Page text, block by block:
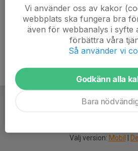
Välj version: Mobil
Vi använder oss av kakor
webbplats ska fungera bra
även för webbanalys i syfte
förbättra våra
Så använder vi
Godkänn alla
Bara